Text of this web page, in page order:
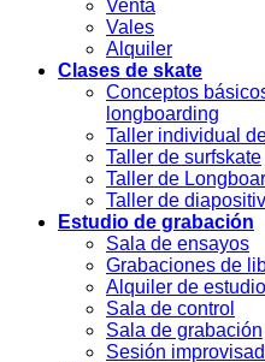
Venta
Vales
Alquiler
Clases de skate
Conceptos
longboarding
Taller individual
Taller de surfskate
Taller de
Taller de
Estudio de grabación
Sala de ensayos
Grabaciones de
Alquiler de
Sala de control
Sala de grabación
Sesión